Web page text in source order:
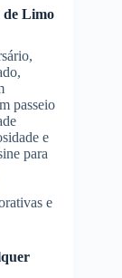
de Limo
passeio
e
para
e